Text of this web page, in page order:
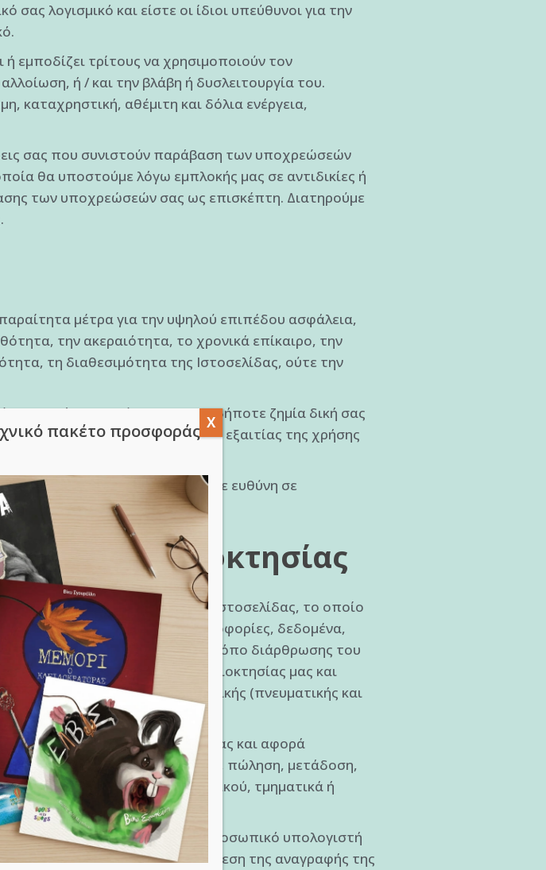
σας λογισμικό και είστε οι ίδιοι υπεύθυνοι για την
εμποδίζει τρίτους να χρησιμοποιούν τον
ή / και την βλάβη ή δυσλειτουργία του.
καταχρηστική, αθέμιτη και δόλια ενέργεια,
σας που συνιστούν παράβαση των υποχρεώσεών
θα υποστούμε λόγω εμπλοκής μας σε αντιδικίες ή
των υποχρεώσεών σας ως επισκέπτη. Διατηρούμε
μέτρα για την υψηλού επιπέδου ασφάλεια,
την ακεραιότητα, το χρονικά επίκαιρο, την
τη διαθεσιμότητα της Ιστοσελίδας, ούτε την
δική μας ευθύνη για οποιαδήποτε ζημία δική σας
ή άλλο κακόβουλο λογισμικό εξαιτίας της χρήσης
απουσία ιών και δεν φέρουμε ευθύνη σε
ιδιοκτησίας
σύνολο του περιεχομένου της Ιστοσελίδας, το οποίο
βίντεο, ειδήσεις, άρθρα, πληροφορίες, δεδομένα,
την παρουσίαση και τον τρόπο διάρθρωσης του
και βιομηχανικής ιδιοκτησίας μας και
και διεθνούς δικαίου διανοητικής (πνευματικής και
έγγραφη συναίνεσή μας και αφορά
διαγραφή, αναδημοσίευση, πώληση, μετάδοση,
του κάθε μορφής υλικού, τμηματικά ή
του περιεχομένου σε απλό προσωπικό υπολογιστή
και πάντα υπό την προϋπόθεση της αναγραφής της
πακέτο προσφοράς